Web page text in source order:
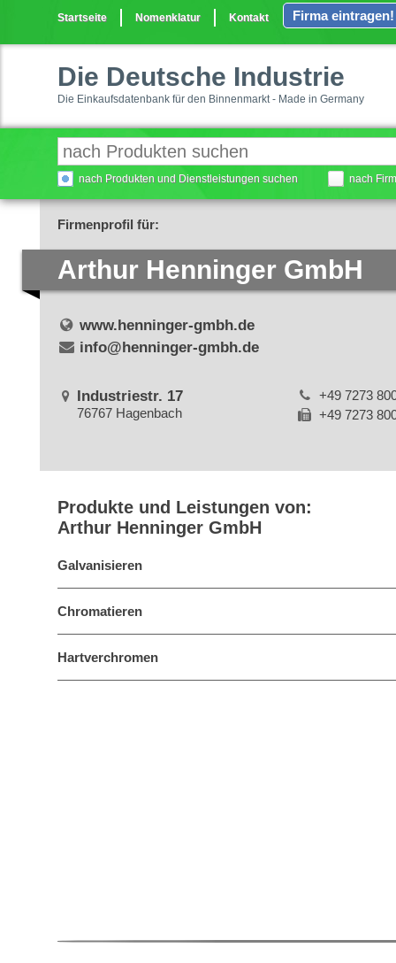
Startseite Nomenklatur Kontakt Firma eintragen!
Die Deutsche Industrie
Die Einkaufsdatenbank für den Binnenmarkt - Made in Germany
nach Produkten und Dienstleistungen suchen nach
Firmenprofil für:
Arthur Henninger GmbH
www.henninger-gmbh.de
info@henninger-gmbh.de
Industriestr. 17
76767 Hagenbach
+49 7273
+49 7273
Produkte und Leistungen von:
Arthur Henninger GmbH
Galvanisieren
Chromatieren
Hartverchromen